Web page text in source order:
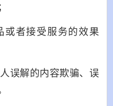
或者接受服务的效果
误解的内容欺骗、误